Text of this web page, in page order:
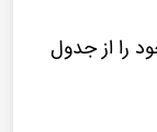
را از جدول